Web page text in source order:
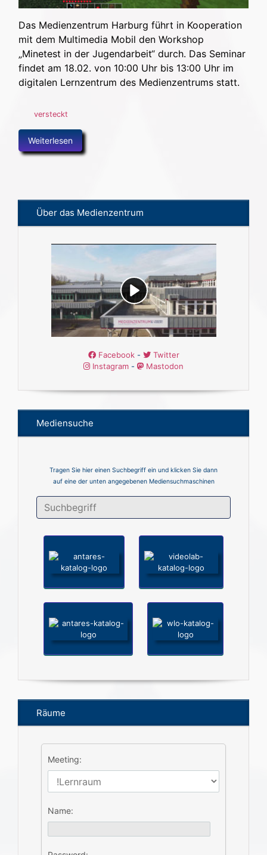
Das Medienzentrum Harburg führt in Kooperation
mit dem Multimedia Mobil den Workshop
„Minetest in der Jugendarbeit“ durch. Das Seminar
findet am 18.02. von 10:00 Uhr bis 13:00 Uhr im
digitalen Lernzentrum des Medienzentrums statt.
versteckt
Weiterlesen
Über das Medienzentrum
Facebook-
Twitter
Instagram - Mastodon
Mediensuche
Tragen Sie hier einen Suchbegriff ein und klicken Sie dann
auf eine der unten angegebenen Mediensuchmaschinen
Räume
Meeting:
Name: